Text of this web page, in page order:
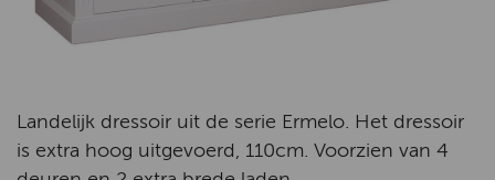
Landelijk dressoir uit de serie Ermelo. Het dressoir
is extra hoog uitgevoerd, 110cm. Voorzien van 4